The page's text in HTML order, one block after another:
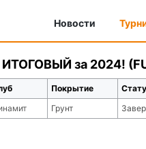
Новости
за 2024!
Покрытие
Грунт